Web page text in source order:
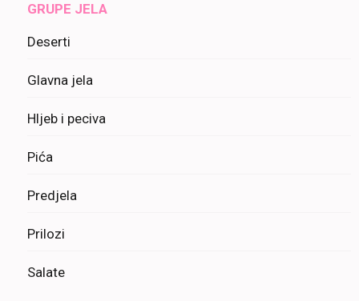
GRUPE JELA
Deserti
Glavna jela
Hljeb i peciva
Pića
Predjela
Prilozi
Salate